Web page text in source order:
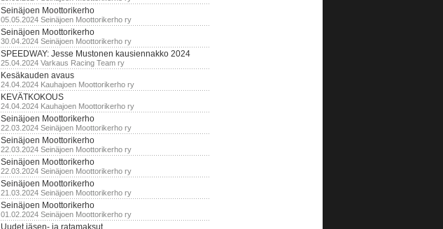
Seinäjoen Moottorikerho
05.05.2024 Seinäjoen Moottorikerho ry
Seinäjoen Moottorikerho
30.04.2024 Seinäjoen Moottorikerho ry
SPEEDWAY: Jesse Mustonen kausiennakko 2024
25.04.2024 Varkaus Racing Team ry
Kesäkauden avaus
24.04.2024 Kauhajoen Moottorikerho ry
KEVÄTKOKOUS
24.04.2024 Kauhajoen Moottorikerho ry
Seinäjoen Moottorikerho
22.03.2024 Seinäjoen Moottorikerho ry
Seinäjoen Moottorikerho
22.03.2024 Seinäjoen Moottorikerho ry
Seinäjoen Moottorikerho
22.03.2024 Seinäjoen Moottorikerho ry
Seinäjoen Moottorikerho
21.03.2024 Seinäjoen Moottorikerho ry
Seinäjoen Moottorikerho
01.02.2024 Seinäjoen Moottorikerho ry
Uudet jäsen- ja ratamaksut